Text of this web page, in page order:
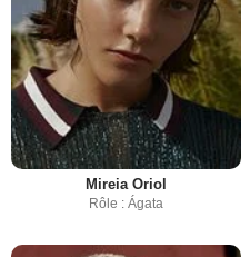
Mireia Oriol
Rôle : Ágata